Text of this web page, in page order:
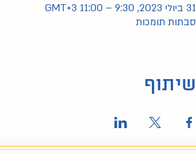
31 ביולי 2023, 9:30 – 11:00 GMT‎+3‎
סבתות תומכות
שיתוף